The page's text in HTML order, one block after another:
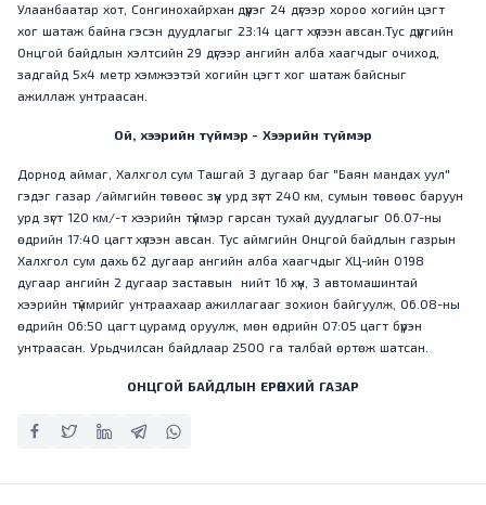
Улаанбаатар хот, Сонгинохайрхан дүүрэг 24 дүгээр хороо хогийн цэгт
хог шатаж байна гэсэн дуудлагыг 23:14 цагт хүлээн авсан.Тус дүүргийн
Онцгой байдлын хэлтсийн 29 дүгээр ангийн алба хаагчдыг очиход,
задгайд 5х4 метр хэмжээтэй хогийн цэгт хог шатаж байсныг
ажиллаж унтраасан.
Ой, хээрийн түймэр - Хээрийн түймэр
Дорнод аймаг, Халхгол сум Ташгай 3 дугаар баг "Баян мандах уул"
гэдэг газар /аймгийн төвөөс зүүн урд зүгт 240 км, сумын төвөөс баруун
урд зүгт 120 км/-т хээрийн түймэр гарсан тухай дуудлагыг 06.07-ны
өдрийн 17:40 цагт хүлээн авсан. Тус аймгийн Онцгой байдлын газрын
Халхгол сум дахь 62 дугаар ангийн алба хаагчдыг ХЦ-ийн 0198
дугаар ангийн 2 дугаар заставын нийт 16 хүн, 3 автомашинтай
хээрийн түймрийг унтраахаар ажиллагааг зохион байгуулж, 06.08-ны
өдрийн 06:50 цагт цурамд оруулж, мөн өдрийн 07:05 цагт бүрэн
унтраасан. Урьдчилсан байдлаар 2500 га талбай өртөж шатсан.
ОНЦГОЙ БАЙДЛЫН ЕРӨНХИЙ ГАЗАР